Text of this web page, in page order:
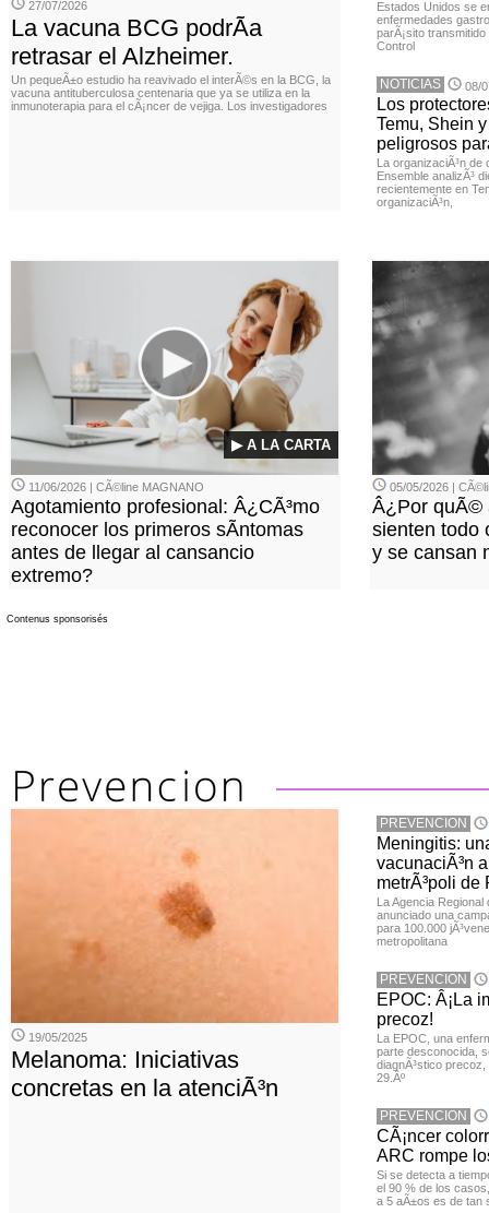
27/07/2026
La vacuna BCG podrÃ­a
retrasar el Alzheimer.
Un pequeÃ±o estudio ha reavivado el interÃ©s en la BCG, la
vacuna antituberculosa centenaria que ya se utiliza en la
inmunoterapia para el cÃ¡ncer de vejiga. Los investigadores
Estados Unidos se
enfermedades
parÃ¡sito
Control
NOTICIAS 08/
Los
Temu, Shein
peligrosos
La organizaciÃ³n
Ensemble analizÃ³
recientemente en
organizaciÃ³n,
▶ A LA CARTA
11/06/2026 | CÃ©line MAGNANO
Agotamiento profesional: Â¿CÃ³mo
reconocer los primeros sÃ­ntomas
antes de llegar al cansancio
extremo?
05/05/2026 |
Â¿Por quÃ©
sienten todo
y se cansan
Contenus sponsorisés
19/05/2025
Melanoma: Iniciativas
concretas en la atenciÃ³n
PREVENCION
Meningitis:
vacunaciÃ³n
metrÃ³poli de
La Agencia
anunciado una
para 100.000
metropolitana
PREVENCION
EPOC: Â¡La
precoz!
La EPOC, una
parte desconocida,
diagnÃ³stico
29.Âº
PREVENCION
CÃ¡ncer
ARC rompe
Si se detecta a
el 90 % de los
a 5 aÃ±os es de tan